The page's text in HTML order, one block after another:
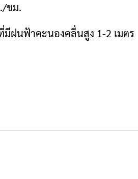
ชม.
ฝนฟ้าคะนองคลื่นสูง 1-2 เมตร